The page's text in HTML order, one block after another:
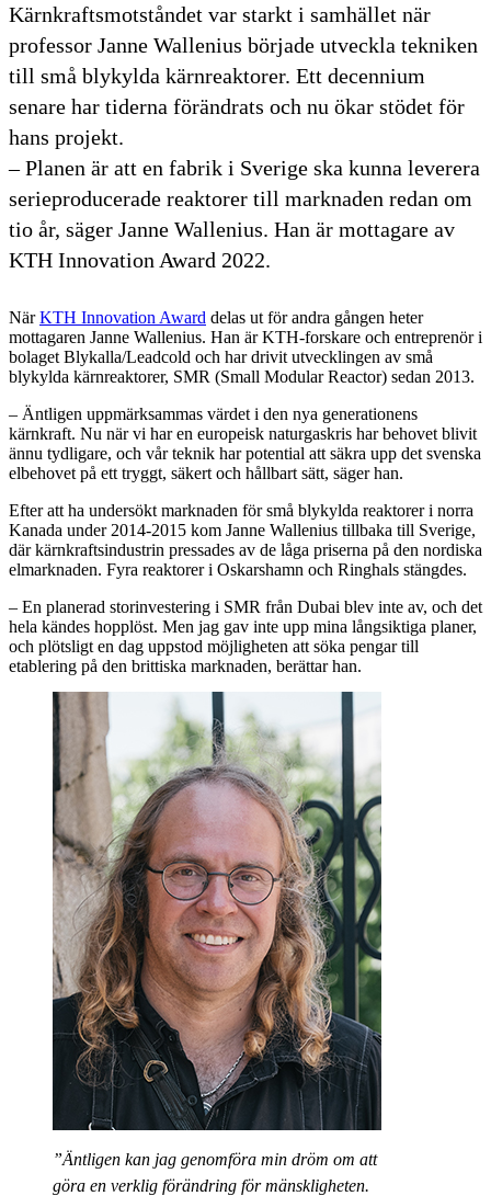
Kärnkraftsmotståndet var starkt i samhället när
professor Janne Wallenius började utveckla tekniken
till små blykylda kärnreaktorer. Ett decennium
senare har tiderna förändrats och nu ökar stödet för
hans projekt.
– Planen är att en fabrik i Sverige ska kunna leverera
serieproducerade reaktorer till marknaden redan om
tio år, säger Janne Wallenius. Han är mottagare av
KTH Innovation Award 2022.
NärKTH Innovation Award delas ut för andra gången heter
mottagaren Janne Wallenius. Han är KTH-forskare och entreprenör i
bolaget Blykalla/Leadcold och har drivit utvecklingen av små
blykylda kärnreaktorer, SMR (Small Modular Reactor) sedan 2013.
– Äntligen uppmärksammas värdet i den nya generationens
kärnkraft. Nu när vi har en europeisk naturgaskris har behovet blivit
ännu tydligare, och vår teknik har potential att säkra upp det svenska
elbehovet på ett tryggt, säkert och hållbart sätt, säger han.
Efter att ha undersökt marknaden för små blykylda reaktorer i norra
Kanada under 2014-2015 kom Janne Wallenius tillbaka till Sverige,
där kärnkraftsindustrin pressades av de låga priserna på den nordiska
elmarknaden. Fyra reaktorer i Oskarshamn och Ringhals stängdes.
– En planerad storinvestering i SMR från Dubai blev inte av, och det
hela kändes hopplöst. Men jag gav inte upp mina långsiktiga planer,
och plötsligt en dag uppstod möjligheten att söka pengar till
etablering på den brittiska marknaden, berättar han.
”Äntligen kan jag genomföra min dröm om att
göra en verklig förändring för mänskligheten.